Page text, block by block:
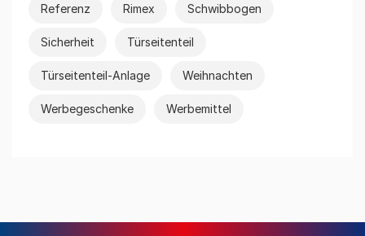
Referenz Rimex Schwibbogen
Sicherheit Türseitenteil
Türseitenteil-Anlage Weihnachten
Werbegeschenke Werbemittel